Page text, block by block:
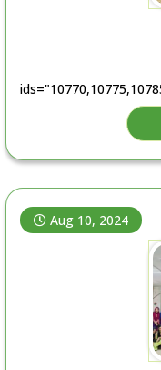
Aug 10, 2024